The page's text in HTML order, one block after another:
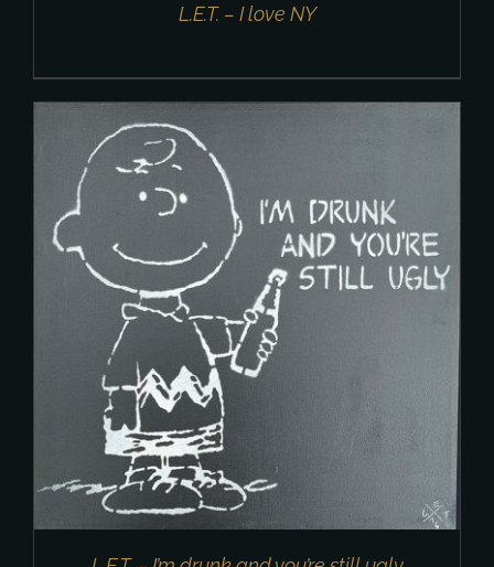
L.E.T. – I love NY